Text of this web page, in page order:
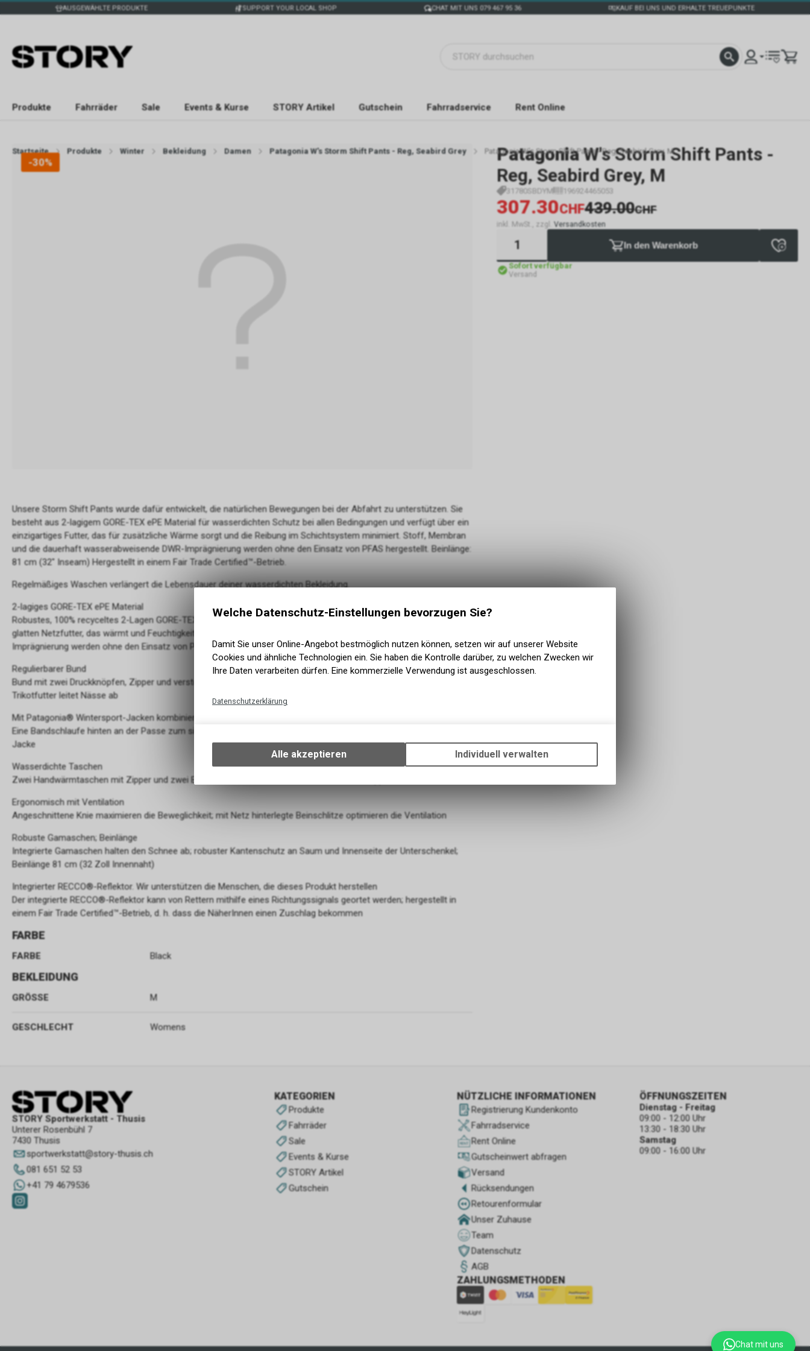
AUSGEWÄHLTE PRODUKTE SUPPORT YOUR LOCAL SHOP CHAT MIT UNS 079 467 95 36 KAUF BEI UNS UND ERHALTE TREUEPUNKTE
Produkte Fahrräder Sale Events & Kurse STORY Artikel Gutschein Fahrradservice Rent Online
Startseite Produkte Winter Bekleidung Damen Patagonia W's Storm Shift Pants - Reg, Seabird Grey Patagonia W's Storm Shift Pants - Reg, Seabird Grey, M
-30% Patagonia W's Storm Shift Pants -
Reg, Seabird Grey, M
31780SBDYM 196924465053
307.30CHF439.00CHF
inkl. MwSt., zzgl. Versandkosten
In den Warenkorb
Sofort verfügbar
Versand
Unsere Storm Shift Pants wurde dafür entwickelt, die natürlichen Bewegungen bei der Abfahrt zu unterstützen. Sie
besteht aus 2-lagigem GORE-TEX ePE Material für wasserdichten Schutz bei allen Bedingungen und verfügt über ein
einzigartiges Futter, das für zusätzliche Wärme sorgt und die Reibung im Schichtsystem minimiert. Stoff, Membran
und die dauerhaft wasserabweisende DWR-Imprägnierung werden ohne den Einsatz von PFAS hergestellt. Beinlänge:
81 cm (32" Inseam) Hergestellt in einem Fair Trade Certified™-Betrieb.
Regelmäßiges Waschen verlängert die Lebensdauer deiner wasserdichten Bekleidung.
2-lagiges GORE-TEX ePE Material
Robustes, 100% recyceltes 2-Lagen GORE-TEX ePE Material, das wasserdicht und atmungsaktiv ist, mit einem
glatten Netzfutter, das wärmt und Feuchtigkeit ableitet; Stoff, Membran und die dauerhaft wasserabweisende DWR-
Imprägnierung werden ohne den Einsatz von PFAS hergestellt
Regulierbarer Bund
Bund mit zwei Druckknöpfen, Zipper und verstellbaren Elastik-Laschen für eine optimale Passform; ein flauschiges
Trikotfutter leitet Nässe ab
Mit Patagonia® Wintersport-Jacken kombinierbar
Eine Bandschlaufe hinten an der Passe zum sicheren Befestigen am Schneefang jeder Patagonia® Wintersport-
Jacke
Wasserdichte Taschen
Zwei Handwärmtaschen mit Zipper und zwei Beintaschen mit wasserdicht beschichteten Zippern
Ergonomisch mit Ventilation
Angeschnittene Knie maximieren die Beweglichkeit; mit Netz hinterlegte Beinschlitze optimieren die Ventilation
Robuste Gamaschen; Beinlänge
Integrierte Gamaschen halten den Schnee ab; robuster Kantenschutz an Saum und Innenseite der Unterschenkel;
Beinlänge 81 cm (32 Zoll Innennaht)
Integrierter RECCO®-Reflektor. Wir unterstützen die Menschen, die dieses Produkt herstellen
Der integrierte RECCO®-Reflektor kann von Rettern mithilfe eines Richtungssignals geortet werden; hergestellt in
einem Fair Trade Certified™-Betrieb, d. h. dass die NäherInnen einen Zuschlag bekommen
FARBE
FARBE Black
BEKLEIDUNG
GRÖSSE M
GESCHLECHT Womens
STORY Sportwerkstatt - Thusis
Unterer Rosenbühl 7
7430 Thusis
sportwerkstatt@story-thusis.ch
081 651 52 53
+41 79 4679536
KATEGORIEN
Produkte
Fahrräder
Sale
Events & Kurse
STORY Artikel
Gutschein
NÜTZLICHE INFORMATIONEN
Registrierung Kundenkonto
Fahrradservice
Rent Online
Gutscheinwert abfragen
Versand
Rücksendungen
Retourenformular
Unser Zuhause
Team
Datenschutz
AGB
ZAHLUNGSMETHODEN
ÖFFNUNGSZEITEN
Dienstag - Freitag
09:00 - 12:00 Uhr
13:30 - 18:30 Uhr
Samstag
09:00 - 16:00 Uhr
Chat mit uns
Welche Datenschutz-Einstellungen bevorzugen Sie?
Damit Sie unser Online-Angebot bestmöglich nutzen können, setzen wir auf unserer Website
Cookies und ähnliche Technologien ein. Sie haben die Kontrolle darüber, zu welchen Zwecken wir
Ihre Daten verarbeiten dürfen. Eine kommerzielle Verwendung ist ausgeschlossen.
Datenschutzerklärung
Ihrem Gerät, um die grundlegenden Funktionen unseres Online-Angebots, wie die
Verwendung des Warenkorbs, zu ermöglichen. Bitte beachten Sie, dass die
zulassen.
Alle akzeptieren Individuell verwalten